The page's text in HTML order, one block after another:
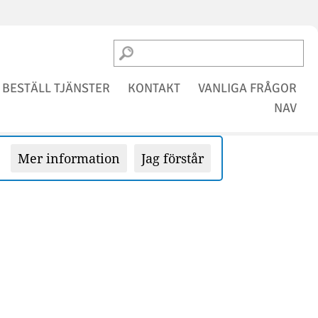
BESTÄLL TJÄNSTER KONTAKT
VANLIGA FRÅGOR
NAV
Jag förstår
Mer information